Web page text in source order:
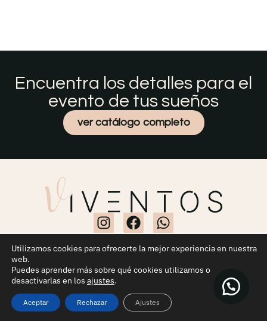
Encuentra los detalles para el
evento de tus sueños
ver catálogo completo
Desarrollado por
© VIVENTOS DECORACIÓN DE EVENTOS
Utilizamos cookies para ofrecerte la mejor experiencia en nuestra
web.
Puedes aprender más sobre qué cookies utilizamos o
desactivarlas en los ajustes.
Aceptar Rechazar Ajustes